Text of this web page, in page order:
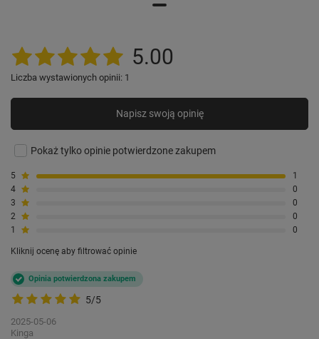
5.00
Liczba wystawionych opinii: 1
Napisz swoją opinię
Pokaż tylko opinie potwierdzone zakupem
5
1
4
0
3
0
2
0
1
0
Kliknij ocenę aby filtrować opinie
5/5
Opinia potwierdzona zakupem
2025-05-06
Kinga